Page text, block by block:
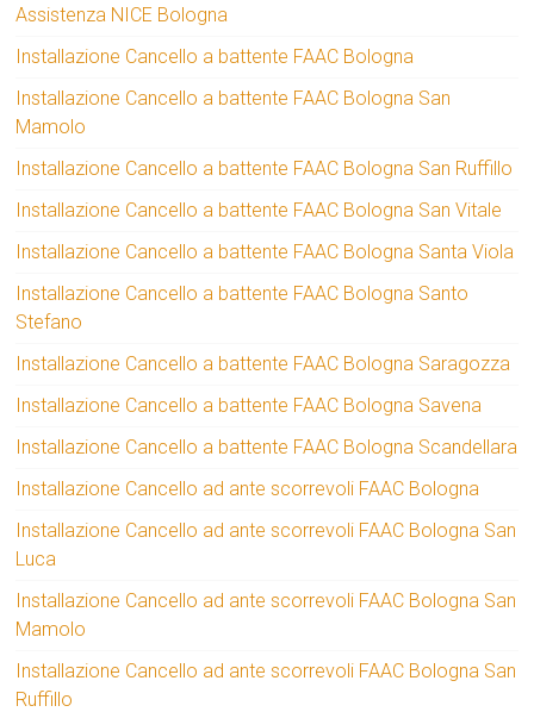
Assistenza NICE Bologna
Installazione Cancello a battente FAAC Bologna
Installazione Cancello a battente FAAC Bologna San
Mamolo
Installazione Cancello a battente FAAC Bologna San Ruffillo
Installazione Cancello a battente FAAC Bologna San Vitale
Installazione Cancello a battente FAAC Bologna Santa Viola
Installazione Cancello a battente FAAC Bologna Santo
Stefano
Installazione Cancello a battente FAAC Bologna Saragozza
Installazione Cancello a battente FAAC Bologna Savena
Installazione Cancello a battente FAAC Bologna Scandellara
Installazione Cancello ad ante scorrevoli FAAC Bologna
Installazione Cancello ad ante scorrevoli FAAC Bologna San
Luca
Installazione Cancello ad ante scorrevoli FAAC Bologna San
Mamolo
Installazione Cancello ad ante scorrevoli FAAC Bologna San
Ruffillo